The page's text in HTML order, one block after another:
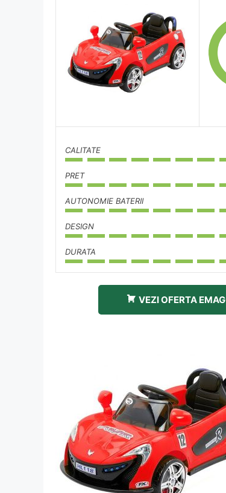
CALITATE
PRET
AUTONOMIE BATERII
DESIGN
DURATA
VEZI OFERTA EMAG